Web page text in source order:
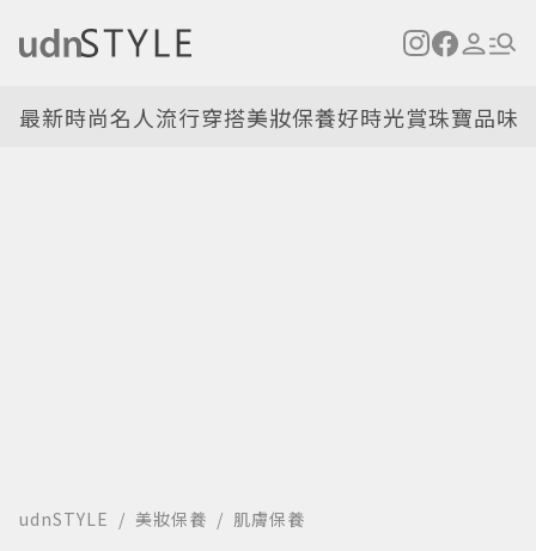
最新時尚名人流行穿搭美妝保養好時光賞珠寶品味
udnSTYLE 美妝保養 肌膚保養